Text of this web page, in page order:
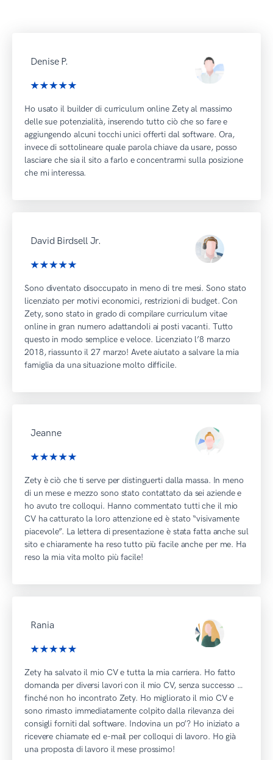
Denise P.
Ho usato il builder di curriculum online Zety al massimo
delle sue potenzialità, inserendo tutto ciò che so fare e
aggiungendo alcuni tocchi unici offerti dal software. Ora,
invece di sottolineare quale parola chiave da usare, posso
lasciare che sia il sito a farlo e concentrarmi sulla posizione
che mi interessa.
David Birdsell Jr.
Sono diventato disoccupato in meno di tre mesi. Sono stato
licenziato per motivi economici, restrizioni di budget. Con
Zety, sono stato in grado di compilare curriculum vitae
online in gran numero adattandoli ai posti vacanti. Tutto
questo in modo semplice e veloce. Licenziato l’8 marzo
2018, riassunto il 27 marzo! Avete aiutato a salvare la mia
famiglia da una situazione molto difficile.
Jeanne
Zety è ciò che ti serve per distinguerti dalla massa. In meno
di un mese e mezzo sono stato contattato da sei aziende e
ho avuto tre colloqui. Hanno commentato tutti che il mio
CV ha catturato la loro attenzione ed è stato “visivamente
piacevole”. La lettera di presentazione è stata fatta anche sul
sito e chiaramente ha reso tutto più facile anche per me. Ha
reso la mia vita molto più facile!
Rania
Zety ha salvato il mio CV e tutta la mia carriera. Ho fatto
domanda per diversi lavori con il mio CV, senza successo …
finché non ho incontrato Zety. Ho migliorato il mio CV e
sono rimasto immediatamente colpito dalla rilevanza dei
consigli forniti dal software. Indovina un po’? Ho iniziato a
ricevere chiamate ed e-mail per colloqui di lavoro. Ho già
una proposta di lavoro il mese prossimo!